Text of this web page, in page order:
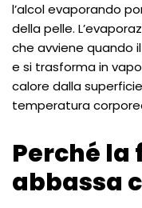
l’alcol evaporando
della pelle.
che avviene quando
e si trasforma in
calore dalla
temperatura
Perché la
abbassa